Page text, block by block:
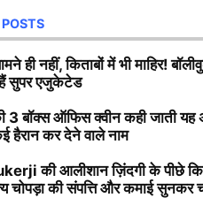
ही नहीं, किताबों में भी माहिर!
सुपर एजुकेटेड
3 बॉक्स ऑफिस क्वीन कही जाती यह
हैरान कर देने वाले नाम
की आलीशान ज़िंदगी के पीछे
चोपड़ा की संपत्ति और कमाई सुनकर